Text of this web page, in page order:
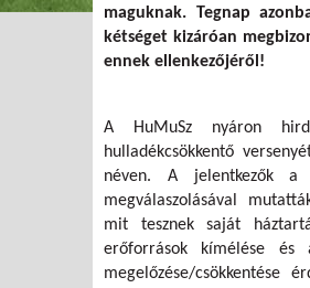
maguknak. Tegnap
kétséget kizáróan
ennek ellenkezőjéről!
A HuMuSz nyáron
hulladékcsökkentő
néven. A jelentkezők a
megválaszolásával
mit tesznek saját
erőforrások kímélése és
megelőzése/csökkentése